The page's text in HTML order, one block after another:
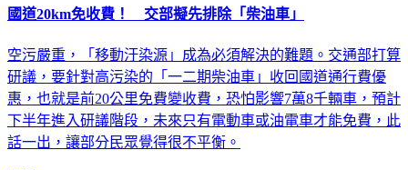
國道20km免收費！ 交部擬先排除「柴油車」
空污嚴重，「移動汙染源」成為必須解決的難題。交通部打算
研議，要針對高污染的「一二期柴油車」收回國道通行費優
惠，也就是前20公里免費變收費，恐怕影響7萬8千輛車，預計
下半年進入研議階段，未來只有電動車或油電車才能免費，此
話一出，讓部分民眾覺得很不平衡。